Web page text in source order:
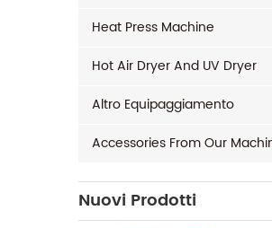
Heat Press Machine
Hot Air Dryer And UV Dryer
Altro Equipaggiamento
Accessories From Our
Nuovi Prodotti